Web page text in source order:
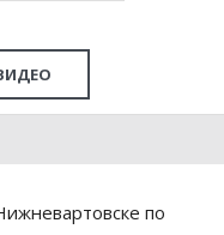
по